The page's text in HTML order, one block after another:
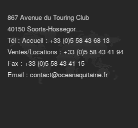
867 Avenue du Touring Club
40150 Soorts-Hossegor
Tél : Accueil : +33 (0)5 58 43 68 13
Ventes/Locations : +33 (0)5 58 43 41 94
Fax : +33 (0)5 58 43 41 15
Email : contact@oceanaquitaine.fr